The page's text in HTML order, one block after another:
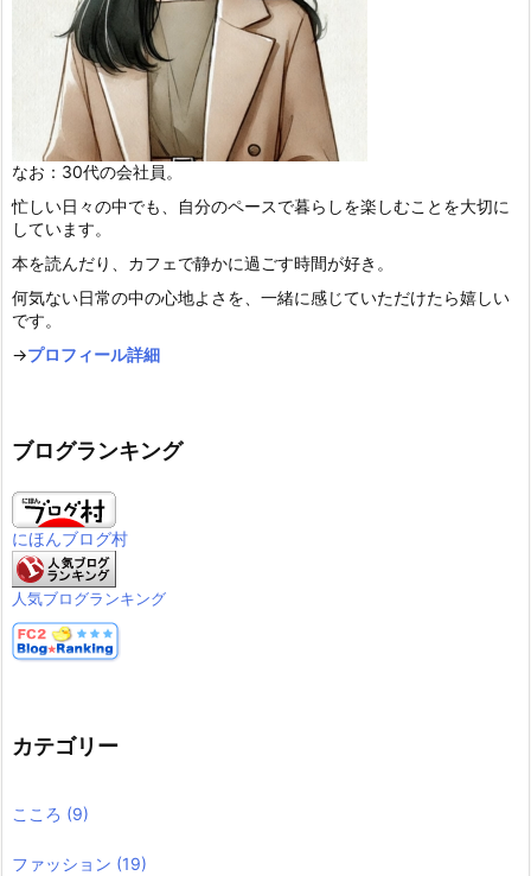
なお：30代の会社員。
忙しい日々の中でも、自分のペースで暮らしを楽しむことを大切に
しています。
本を読んだり、カフェで静かに過ごす時間が好き。
何気ない日常の中の心地よさを、一緒に感じていただけたら嬉しい
です。
→プロフィール詳細
ブログランキング
にほんブログ村
人気ブログランキング
カテゴリー
こころ (9)
ファッション (19)